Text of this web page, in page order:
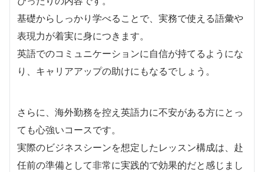
基礎からしっかり学べることで、実務で使える語彙や
表現力が着実に身につきます。
英語でのコミュニケーションに自信が持てるようにな
り、キャリアアップの助けにもなるでしょう。
さらに、海外勤務を控え英語力に不安がある方にとっ
ても心強いコースです。
実際のビジネスシーンを想定したレッスン構成は、赴
任前の準備として非常に実践的で効果的だと感じまし